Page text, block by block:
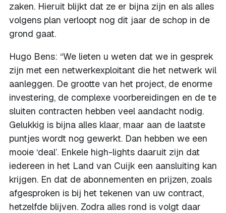
zaken. Hieruit blijkt dat ze er bijna zijn en als alles
volgens plan verloopt nog dit jaar de schop in de
grond gaat.
Hugo Bens: “We lieten u weten dat we in gesprek
zijn met een netwerkexploitant die het netwerk wil
aanleggen. De grootte van het project, de enorme
investering, de complexe voorbereidingen en de te
sluiten contracten hebben veel aandacht nodig.
Gelukkig is bijna alles klaar, maar aan de laatste
puntjes wordt nog gewerkt. Dan hebben we een
mooie ‘deal’. Enkele high-lights daaruit zijn dat
iedereen in het Land van Cuijk een aansluiting kan
krijgen. En dat de abonnementen en prijzen, zoals
afgesproken is bij het tekenen van uw contract,
hetzelfde blijven. Zodra alles rond is volgt daar